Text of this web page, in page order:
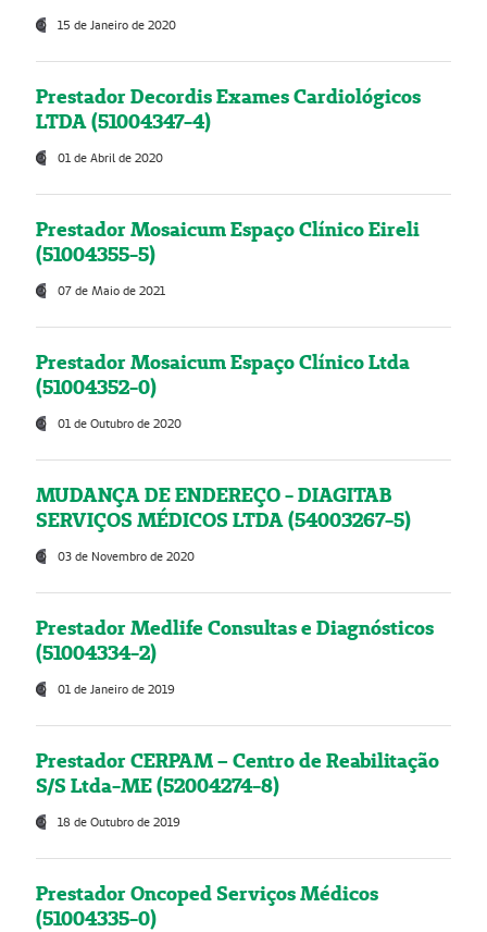
15 de Janeiro de 2020
Prestador Decordis Exames Cardiológicos
LTDA (51004347-4)
01 de Abril de 2020
Prestador Mosaicum Espaço Clínico Eireli
(51004355-5)
07 de Maio de 2021
Prestador Mosaicum Espaço Clínico Ltda
(51004352-0)
01 de Outubro de 2020
MUDANÇA DE ENDEREÇO - DIAGITAB
SERVIÇOS MÉDICOS LTDA (54003267-5)
03 de Novembro de 2020
Prestador Medlife Consultas e Diagnósticos
(51004334-2)
01 de Janeiro de 2019
Prestador CERPAM – Centro de Reabilitação
S/S Ltda-ME (52004274-8)
18 de Outubro de 2019
Prestador Oncoped Serviços Médicos
(51004335-0)